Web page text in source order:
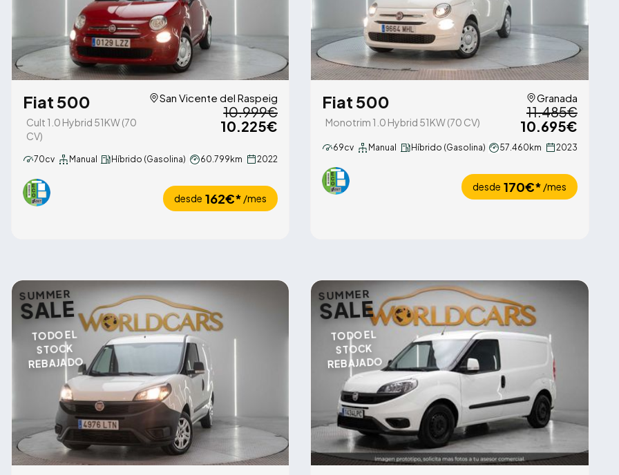
Fiat 500
Cult 1.0 Hybrid 51KW (70
CV)
San Vicente del Raspeig
10.999€
10.225€
70cv Manual Híbrido (Gasolina) 60.799km 2022
desde 162€* /mes
Fiat 500
Monotrim 1.0 Hybrid 51KW (70 CV)
Granada
11.485€
10.695€
69cv Manual Híbrido (Gasolina) 57.460km 2023
desde 170€* /mes
SUMMER
SALE
TODO EL
STOCK
REBAJADO
SUMMER
SALE
TODO EL
STOCK
REBAJADO